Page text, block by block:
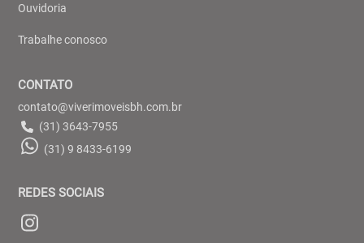
Ouvidoria
Trabalhe conosco
CONTATO
contato@viverimoveisbh.com.br
(31) 3643-7955
(31) 9 8433-6199
REDES SOCIAIS